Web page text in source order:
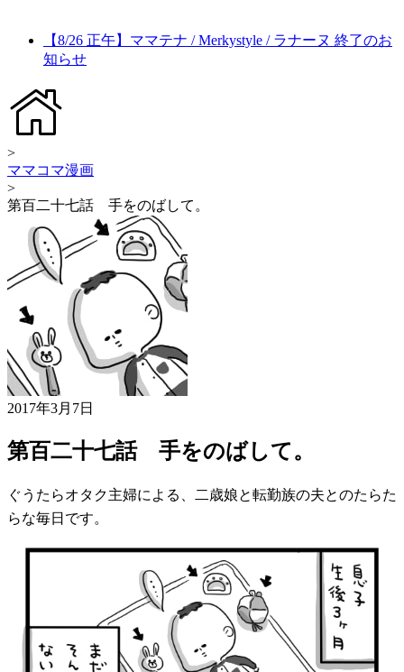
【8/26 正午】ママテナ / Merkystyle / ラナーヌ 終了のお
知らせ
>
ママコマ漫画
>
第百二十七話 手をのばして。
2017年3月7日
第百二十七話 手をのばして。
ぐうたらオタク主婦による、二歳娘と転勤族の夫とのたらた
らな毎日です。